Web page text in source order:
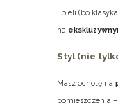
i bieli (bo
na
Styl (nie
Masz ochotę na
pomieszczenia